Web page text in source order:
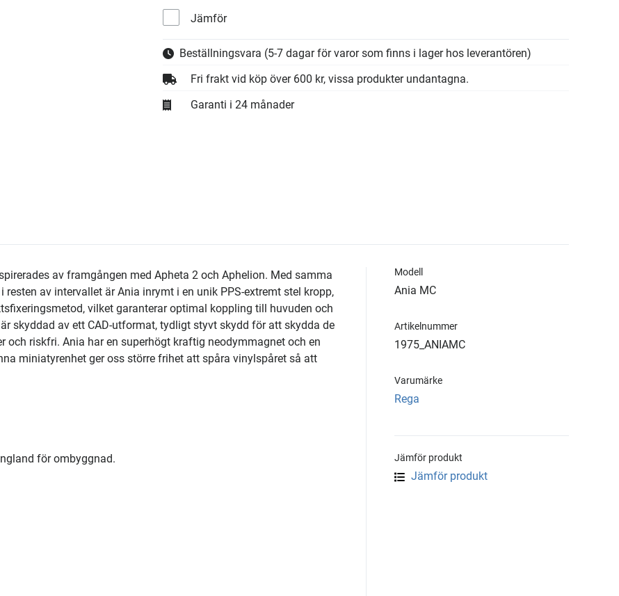
Jämför
Beställningsvara (5-7 dagar för varor som finns i lager hos leverantören)
Fri frakt vid köp över 600 kr, vissa produkter undantagna.
Garanti i 24 månader
av framgången med Apheta 2 och Aphelion. Med samma
av intervallet är Ania inrymt i en unik PPS-extremt stel kropp,
vilket garanterar optimal koppling till huvuden och
skyddad av ett CAD-utformat, tydligt styvt skydd för att skydda de
och riskfri. Ania har en superhögt kraftig neodymmagnet och en
miniatyrenhet ger oss större frihet att spåra vinylspåret så att
för ombyggnad.
Modell
Ania MC
Artikelnummer
1975_ANIAMC
Varumärke
Rega
Jämför produkt
Jämför produkt